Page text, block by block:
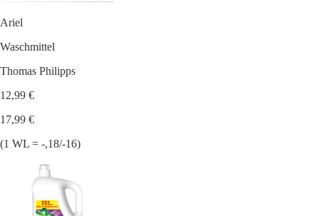
Ariel
Waschmittel
Thomas Philipps
12,99 €
17,99 €
(1 WL = -,18/-16)